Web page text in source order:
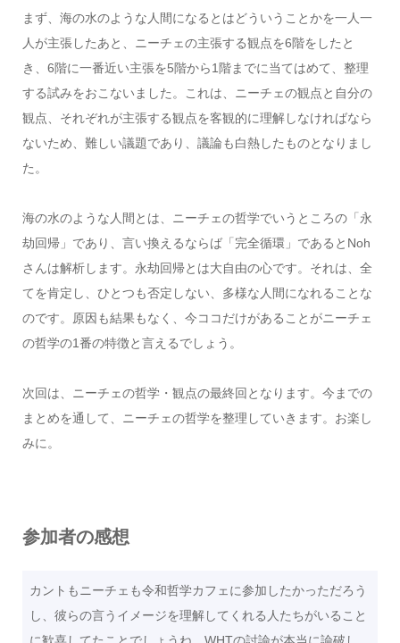
まず、海の水のような人間になるとはどういうことかを一人一
人が主張したあと、ニーチェの主張する観点を6階をしたと
き、6階に一番近い主張を5階から1階までに当てはめて、整理
する試みをおこないました。これは、ニーチェの観点と自分の
観点、それぞれが主張する観点を客観的に理解しなければなら
ないため、難しい議題であり、議論も白熱したものとなりまし
た。
海の水のような人間とは、ニーチェの哲学でいうところの「永
劫回帰」であり、言い換えるならば「完全循環」であるとNoh
さんは解析します。永劫回帰とは大自由の心です。それは、全
てを肯定し、ひとつも否定しない、多様な人間になれることな
のです。原因も結果もなく、今ココだけがあることがニーチェ
の哲学の1番の特徴と言えるでしょう。
次回は、ニーチェの哲学・観点の最終回となります。今までの
まとめを通して、ニーチェの哲学を整理していきます。お楽し
みに。
参加者の感想
カントもニーチェも令和哲学カフェに参加したかっただろう
し、彼らの言うイメージを理解してくれる人たちがいること